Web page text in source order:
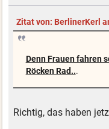
Zitat von: BerlinerKerl
Denn Frauen fahren
Röcken Rad...
Richtig, das haben